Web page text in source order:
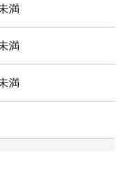
満
満
満